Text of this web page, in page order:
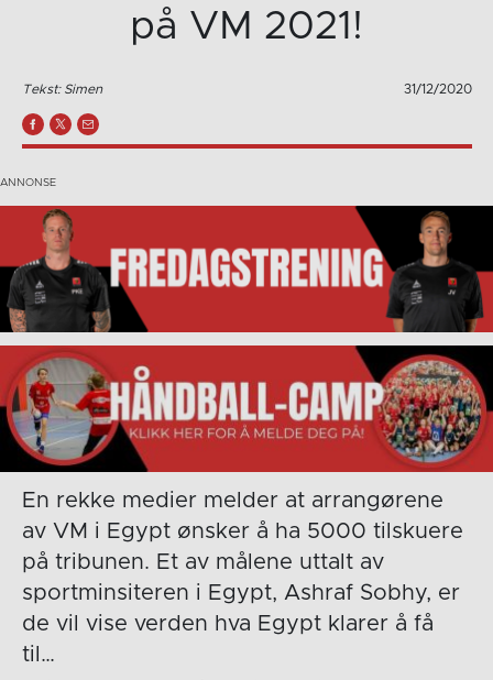
på VM 2021!
Tekst: Simen 31/12/2020
En rekke medier melder at arrangørene
av VM i Egypt ønsker å ha 5000 tilskuere
på tribunen. Et av målene uttalt av
sportminsiteren i Egypt, Ashraf Sobhy, er
de vil vise verden hva Egypt klarer å få
til…